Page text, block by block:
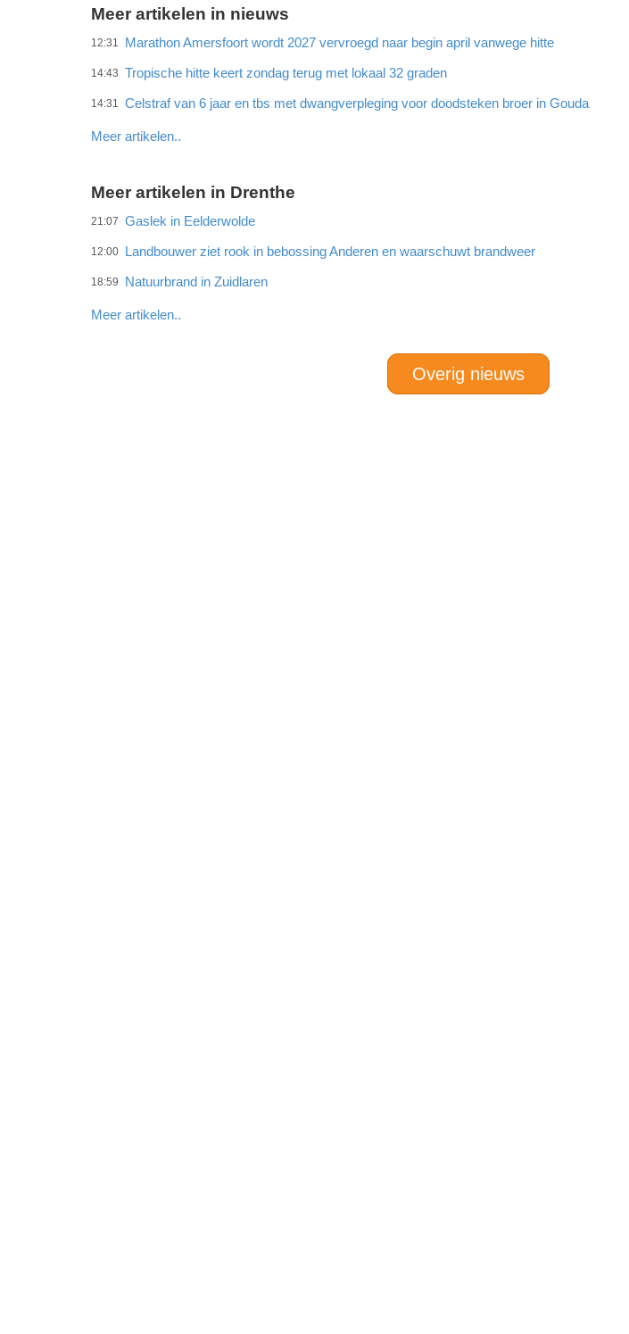
Meer artikelen in nieuws
12:31 Marathon Amersfoort wordt 2027 vervroegd naar begin april vanwege hitte
14:43 Tropische hitte keert zondag terug met lokaal 32 graden
14:31 Celstraf van 6 jaar en tbs met dwangverpleging voor doodsteken broer in Gouda
Meer artikelen..
Meer artikelen in Drenthe
21:07 Gaslek in Eelderwolde
12:00 Landbouwer ziet rook in bebossing Anderen en waarschuwt brandweer
18:59 Natuurbrand in Zuidlaren
Meer artikelen..
Overig nieuws